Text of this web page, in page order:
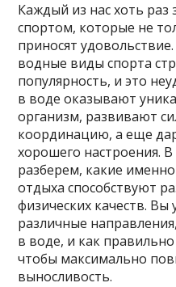
Каждый из нас хоть раз
спортом, которые не
приносят
водные виды спорта
популярность, и это
в воде оказывают
организм, развивают
координацию, а еще
хорошего настроения.
разберем, какие
отдыха способствуют
физических качеств. Вы
различные
в воде, и как
чтобы максимально
выносливость.